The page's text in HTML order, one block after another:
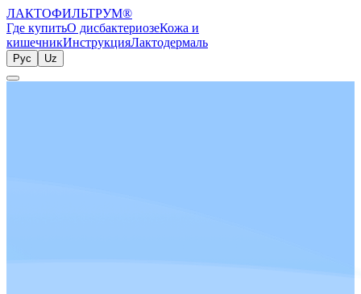
ЛАКТОФИЛЬТРУМ®
Где купитьО дисбактериозеКожа и
кишечникИнструкцияЛактодермаль
Рус Uz